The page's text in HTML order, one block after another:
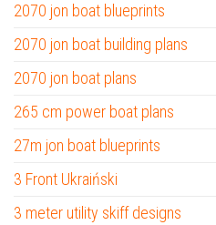
2070 jon boat blueprints
2070 jon boat building plans
2070 jon boat plans
265 cm power boat plans
27m jon boat blueprints
3 Front Ukraiński
3 meter utility skiff designs